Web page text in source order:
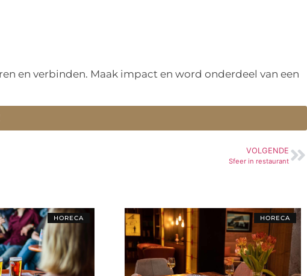
en verbinden. Maak impact en word onderdeel van een
VOLGENDE
Sfeer in restaurant
HORECA HORECA